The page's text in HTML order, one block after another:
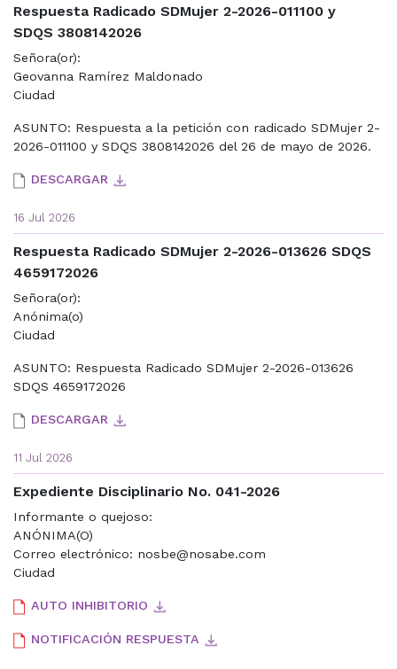
Respuesta Radicado SDMujer 2-2026-011100 y
SDQS 3808142026
Señora(or):
Geovanna Ramírez Maldonado
Ciudad
ASUNTO: Respuesta a la petición con radicado SDMujer 2-
2026-011100 y SDQS 3808142026 del 26 de mayo de 2026.
DESCARGAR
16 Jul 2026
Respuesta Radicado SDMujer 2-2026-013626 SDQS
4659172026
Señora(or):
Anónima(o)
Ciudad
ASUNTO: Respuesta Radicado SDMujer 2-2026-013626
SDQS 4659172026
DESCARGAR
11 Jul 2026
Expediente Disciplinario No. 041-2026
Informante o quejoso:
ANÓNIMA(O)
Correo electrónico: nosbe@nosabe.com
Ciudad
AUTO INHIBITORIO
NOTIFICACIÓN RESPUESTA